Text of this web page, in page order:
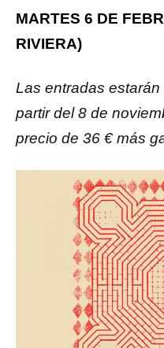
MARTES 6 DE
RIVIERA)
Las entradas
partir del 8 de
precio de 36 € más